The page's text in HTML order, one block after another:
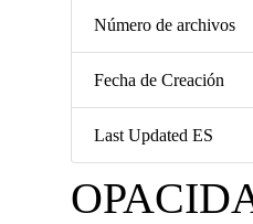
Número de archivos
Fecha de Creación
Last Updated ES